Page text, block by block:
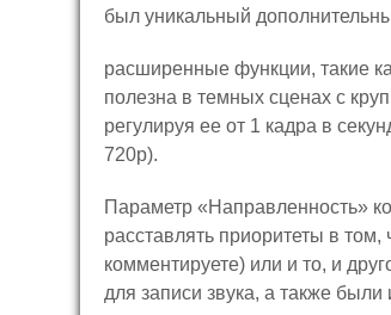
был уникальный
расширенные функции, такие
полезна в темных сценах с
регулируя ее от 1 кадра в
720p).
Параметр «Направленность»
расставлять приоритеты в
комментируете) или и то, и
для записи звука, а также